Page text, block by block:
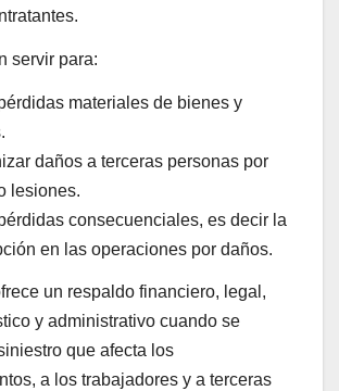
servir para:
materiales de bienes y
daños a terceras personas por
lesiones.
consecuenciales, es decir la
en las operaciones por daños.
un respaldo financiero, legal,
y administrativo cuando se
que afecta los
a los trabajadores y a terceras